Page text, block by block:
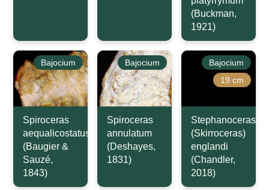
(Buckman,
1921)
Bajocium
Spiroceras
aequalicostatus
(Baugier &
Sauzé,
1843)
Bajocium
Spiroceras
annulatum
(Deshayes,
1831)
Bajocium
19 cm
Stephanoceras
(Skirroceras)
englandi
(Chandler,
2018)